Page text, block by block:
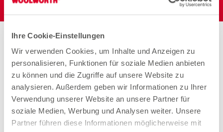
Ihre Cookie-Einstellungen
Wir verwenden Cookies, um Inhalte und Anzeigen zu
personalisieren, Funktionen für soziale Medien anbieten
zu können und die Zugriffe auf unsere Website zu
analysieren. Außerdem geben wir Informationen zu Ihrer
Verwendung unserer Website an unsere Partner für
soziale Medien, Werbung und Analysen weiter. Unsere
Partner führen diese Informationen möglicherweise mit
Arbeiten bei Woolworth –
Sömmerda